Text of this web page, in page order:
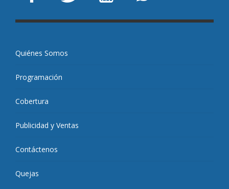
Quiénes Somos
Programación
Cobertura
Publicidad y Ventas
Contáctenos
Quejas